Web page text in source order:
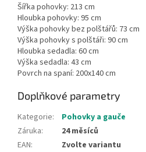
Šířka pohovky: 213 cm
Hloubka pohovky: 95 cm
Výška pohovky bez polštářů: 73 cm
Výška pohovky s polštáři: 90 cm
Hloubka sedadla: 60 cm
Výška sedadla: 43 cm
Povrch na spaní: 200x140 cm
Doplňkové parametry
Kategorie:
Pohovky a gauče
Záruka:
24 měsíců
EAN:
Zvolte variantu